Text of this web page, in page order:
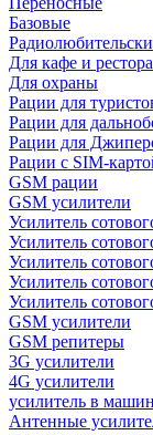
Базовые
Для кафе и
Для охраны
Рации для
Рации для
Рации для
Рации с SIM-
GSM рации
GSM усилители
Усилитель
Усилитель
Усилитель
Усилитель
Усилитель
GSM усилители
GSM репитеры
3G усилители
4G усилители
усилитель в
Антенные